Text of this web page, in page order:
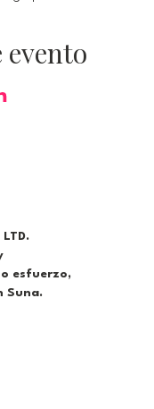
esfuerzo,
Suna.